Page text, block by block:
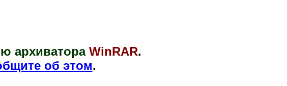
архиватора WinRAR.
об этом.